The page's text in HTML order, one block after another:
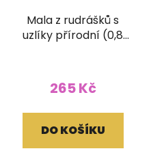
Mala z rudrášků s
uzlíky přírodní (0,8
265 Kč
DO KOŠÍKU